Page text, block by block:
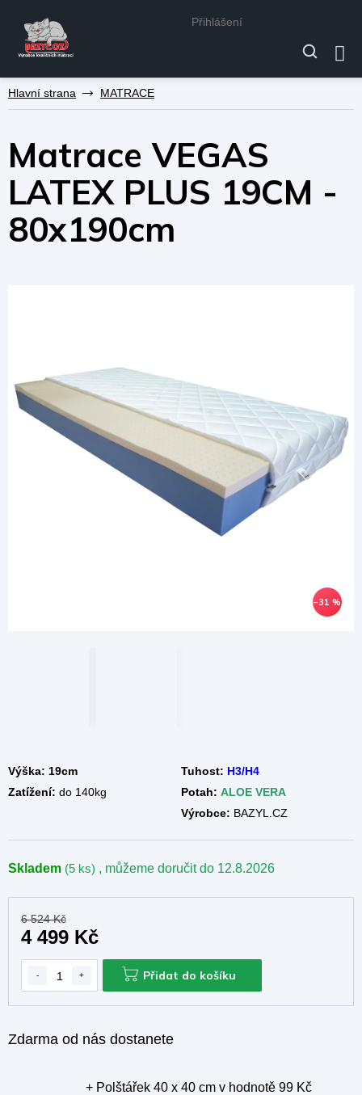
na
Přihlášení
MATRACE
Matrace VEGAS
LATEX PLUS 19CM -
80x190cm
–31 %
Skladem (5 ks) , můžeme doručit do 12.8.2026
Zdarma od nás dostanete
+ Polštářek 40 x 40 cm v hodnotě 99 Kč
Výška: 19cm Tuhost: H3/H4
Zatížení: do 140kg Potah: ALOE VERA
Výrobce: BAZYL.CZ
6 524 Kč
4 499 Kč
Přidat do košíku